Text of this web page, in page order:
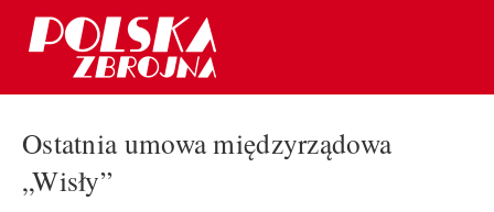
Ostatnia umowa międzyrządowa
„Wisły”